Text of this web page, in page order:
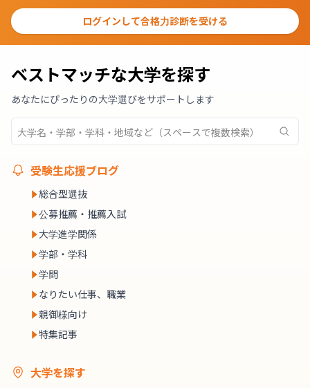
ログインして合格力診断を受ける
ベストマッチな大学を探す
あなたにぴったりの大学選びをサポートします
受験生応援ブログ
総合型選抜
公募推薦・推薦入試
大学進学関係
学部・学科
学問
なりたい仕事、職業
親御様向け
特集記事
大学を探す